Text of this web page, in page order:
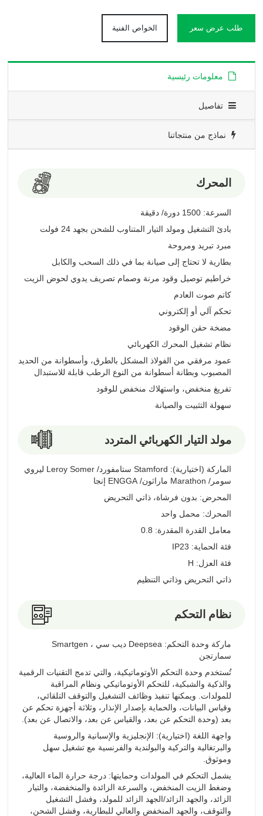
طلب عرض سعر الخواص الفنية
معلومات رئيسية
تفاصيل
نماذج من منتجاتنا
المحرك
السرعة: 1500 دورة/ دقيقة
بادئ التشغيل ومولد التيار المتناوب للشحن بجهد 24 فولت
مبرد تبريد ومروحة
بطارية لا تحتاج إلى صيانة بما في ذلك السحب والكابل
خراطيم توصيل وقود مرنة وصمام تصريف يدوي لحوض الزيت
كاتم صوت العادم
تحكم آلي أو إلكتروني
مضخة حقن الوقود
نظام تشغيل المحرك الكهربائي
عمود مرفقي من الفولاذ المشكل بالطرق، وأسطوانة من الحديد
المصبوب وبطانة أسطوانة من النوع الرطب قابلة للاستبدال
تفريغ منخفض، واستهلاك منخفض للوقود
سهولة التثبيت والصيانة
مولد التيار الكهربائي المتردد
الماركة (اختيارية): Stamford ستامفورد/ Leroy Somer ليروي
سومر/ Marathon ماراثون/ ENGGA إنجا
المحرض: بدون فرشاة، ذاتي التحريض
المحرك: محمل واحد
معامل القدرة المقدرة: 0.8
فئة الحماية: IP23
فئة العزل: H
ذاتي التحريض وذاتي التنظيم
نظام التحكم
ماركة وحدة التحكم: Deepsea ديب سي ، Smartgen
سمارتجن
تُستخدم وحدة التحكم الأوتوماتيكية، والتي تدمج التقنيات الرقمية
والذكية والشبكية، للتحكم الأوتوماتيكي ونظام المراقبة
للمولدات. ويمكنها تنفيذ وظائف التشغيل والتوقف التلقائي،
وقياس البيانات، والحماية بإصدار الإنذار، وثلاثة أجهزة تحكم عن
بعد (وحدة التحكم عن بعد، والقياس عن بعد، والاتصال عن بعد).
واجهة اللغة (اختيارية): الإنجليزية والإسبانية والروسية
والبرتغالية والتركية والبولندية والفرنسية مع تشغيل سهل
وموثوق.
يشمل التحكم في المولدات وحمايتها: درجة حرارة الماء العالية،
وضغط الزيت المنخفض، والسرعة الزائدة والمنخفضة، والتيار
الزائد، والجهد الزائد/الجهد الزائد للمولد، وفشل التشغيل
والتوقف، والجهد المنخفض والعالي للبطارية، وفشل الشحن،